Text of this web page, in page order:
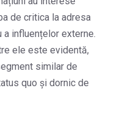
de critica la adresa
influențelor externe.
ele este evidentă,
similar de
quo și dornic de